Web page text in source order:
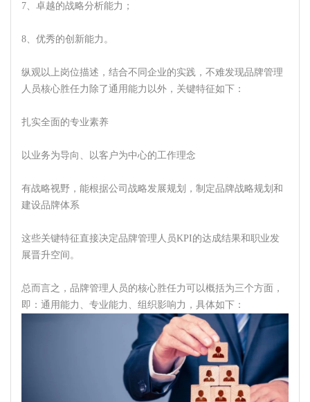
7、卓越的战略分析能力；
8、优秀的创新能力。
纵观以上岗位描述，结合不同企业的实践，不难发现品牌管理
人员核心胜任力除了通用能力以外，关键特征如下：
扎实全面的专业素养
以业务为导向、以客户为中心的工作理念
有战略视野，能根据公司战略发展规划，制定品牌战略规划和
建设品牌体系
这些关键特征直接决定品牌管理人员KPI的达成结果和职业发
展晋升空间。
总而言之，品牌管理人员的核心胜任力可以概括为三个方面，
即：通用能力、专业能力、组织影响力，具体如下：